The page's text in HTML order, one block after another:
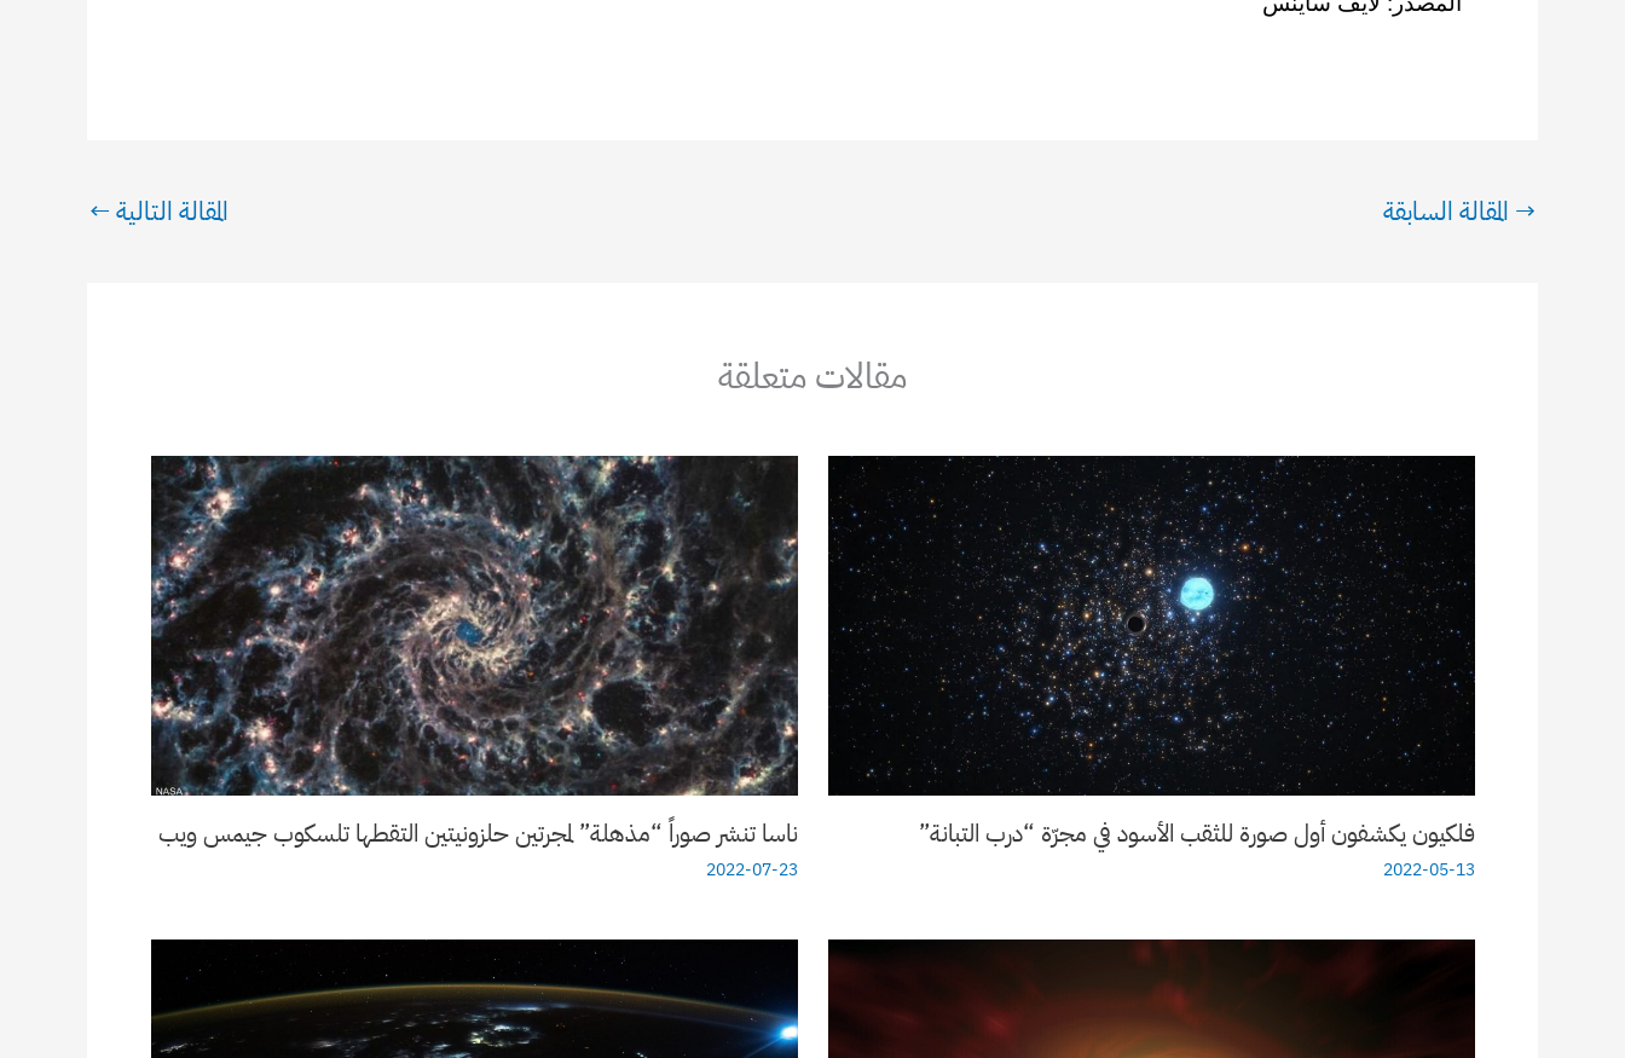
→ المقالة السابقة المقالة التالية←
مقالات متعلقة
فلكيون يكشفون أول صورة للثقب الأسود في مجرّة “درب التبانة”
2022-05-13
ناسا تنشر صوراً “مذهلة” لمجرتين حلزونيتين التقطها تلسكوب جيمس ويب
2022-07-23